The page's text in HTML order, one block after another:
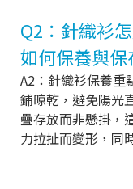
Q2：針織衫
如何保養與保
A2：針織衫保養重
鋪晾乾，避免陽光
疊存放而非懸掛，
力拉扯而變形，同